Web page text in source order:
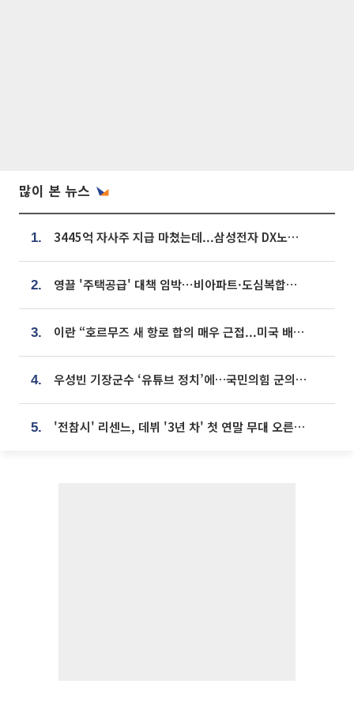
많이 본 뉴스
1. 3445억 자사주 지급 마쳤는데...삼성전자 DX노조, 뒤늦은 '떼쓰기 집회'
2. 영끌 '주택공급' 대책 임박⋯비아파트·도심복합까지 총동원
3. 이란 “호르무즈 새 항로 합의 매우 근접...미국 배상 먼저”
4. 우성빈 기장군수 ‘유튜브 정치’에…국민의힘 군의원들 집단 반발
5. '전참시' 리센느, 데뷔 '3년 차' 첫 연말 무대 오른다⋯"그동안 섭외 안 와"